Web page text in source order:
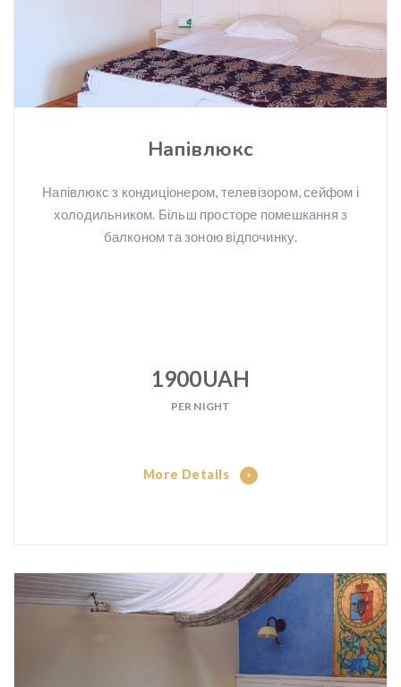
Напівлюкс
Напівлюкс з кондиціонером, телевізором, сейфом і
холодильником. Більш просторе помешкання з
балконом та зоною відпочинку.
1900UAH
PER NIGHT
More Details